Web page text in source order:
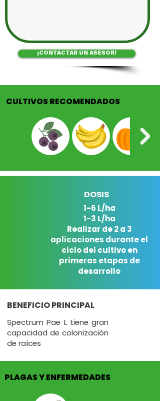
¡CONTACTAR UN ASESOR!
CULTIVOS RECOMENDADOS
DOSIS
1-6 L/ha
1-3 L/ha
Realizar de 2 a 3
aplicaciones durante el
ciclo del cultivo en
primeras etapas de
desarrollo
BENEFICIO PRINCIPAL
Spectrum Pae L tiene gran
capacidad de colonización
de raíces
PLAGAS Y ENFERMEDADES